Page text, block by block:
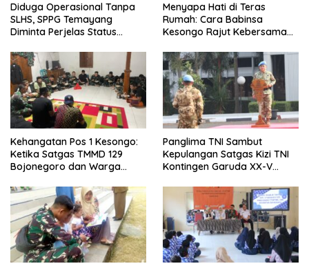
Diduga Operasional Tanpa
SLHS, SPPG Temayang
Diminta Perjelas Status
Menyapa Hati di Teras
Rumah: Cara Babinsa
Kesongo Rajut Kebersamaan
Kehangatan Pos 1 Kesongo:
Ketika Satgas TMMD 129
Bojonegoro dan Warga
Panglima TNI Sambut
Kepulangan Satgas Kizi TNI
Kontingen Garuda XX-V